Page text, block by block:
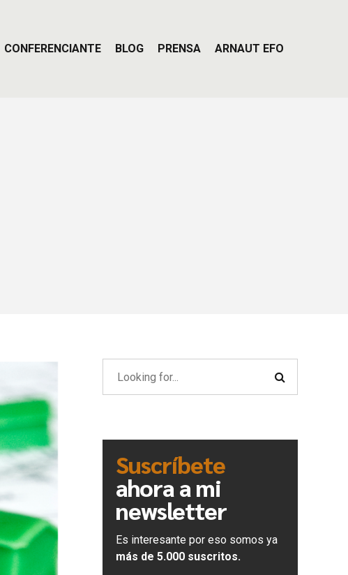
CONFERENCIANTE BLOG PRENSA ARNAUT EFO
Suscríbete
ahora a mi
newsletter
Es interesante por eso somos ya
más de 5.000 suscritos.